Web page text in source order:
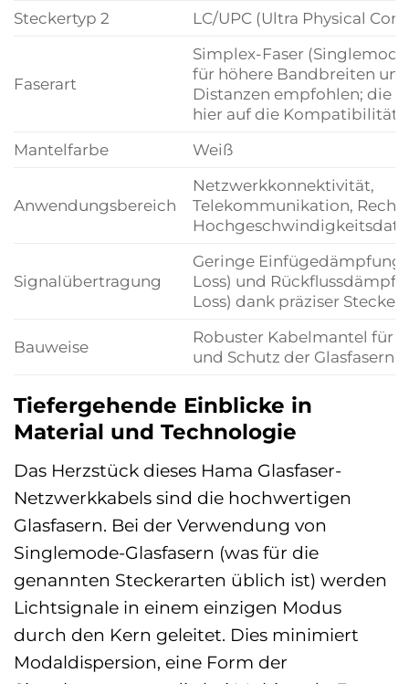
Steckertyp 2
LC/UPC (Ultra Physical
Faserart
Simplex-Faser
für höhere Bandbreiten
Distanzen empfohlen; die
hier auf die Kompatibilität
Mantelfarbe
Weiß
Anwendungsbereich
Netzwerkkonnektivität,
Telekommunikation,
Signalübertragung
Geringe Einfügedämpfung
Loss) und
Loss) dank präziser
Bauweise
Robuster Kabelmantel für
und Schutz der Glasfasern
Tiefergehende Einblicke in
Material und Technologie
Das Herzstück dieses Hama Glasfaser-
Netzwerkkabels sind die hochwertigen
Glasfasern. Bei der Verwendung von
Singlemode-Glasfasern (was für die
genannten Steckerarten üblich ist) werden
Lichtsignale in einem einzigen Modus
durch den Kern geleitet. Dies minimiert
Modaldispersion, eine Form der